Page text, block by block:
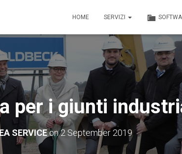
HOME SERVIZI
per i giunti
SERVICEon2 September 2019